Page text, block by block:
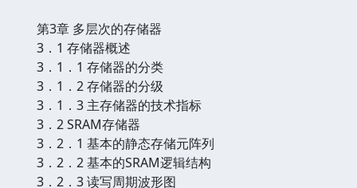
第3章 多层次的存储器
3．1 存储器概述
3．1．1 存储器的分类
3．1．2 存储器的分级
3．1．3 主存储器的技术指标
3．2 SRAM存储器
3．2．1 基本的静态存储元阵列
3．2．2 基本的SRAM逻辑结构
3．2．3 读写周期波形图